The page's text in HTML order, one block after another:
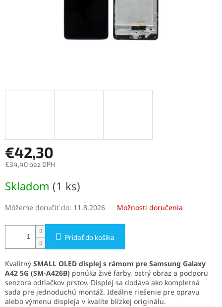
€42,30
€34,40 bez DPH
cena:
Skladom (1 ks)
Môžeme doručiť do: 11.8.2026 Možnosti doručenia
Pridať do košíka
Kvalitný SMALL OLED displej s rámom pre Samsung Galaxy
A42 5G (SM-A426B) ponúka živé farby, ostrý obraz a podporu
senzora odtlačkov prstov. Displej sa dodáva ako kompletná
sada pre jednoduchú montáž. Ideálne riešenie pre opravu
alebo výmenu displeja v kvalite blízkej originálu.